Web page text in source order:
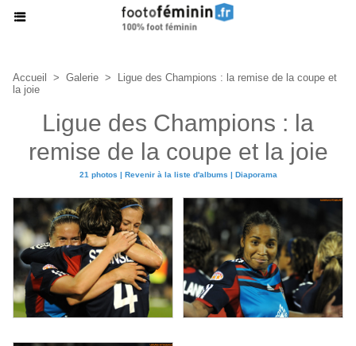
Accueil > Galerie >
Ligue des Champions : la remise de la coupe et
la joie
Ligue des Champions : la
remise de la coupe et la joie
21 photos | Revenir à la liste d'albums | Diaporama